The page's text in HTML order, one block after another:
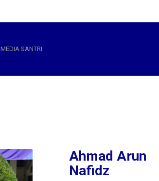
MEDIA SANTRI
Ahmad Arun
Nafidz